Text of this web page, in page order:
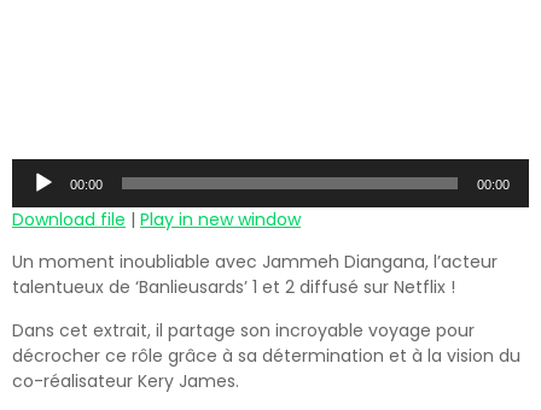
Audio
Player
00:00 00:00
Download file | Play in new window
Un moment inoubliable avec Jammeh Diangana, l’acteur
talentueux de ‘Banlieusards’ 1 et 2 diffusé sur Netflix !
Dans cet extrait, il partage son incroyable voyage pour
décrocher ce rôle grâce à sa détermination et à la vision du
co-réalisateur Kery James.